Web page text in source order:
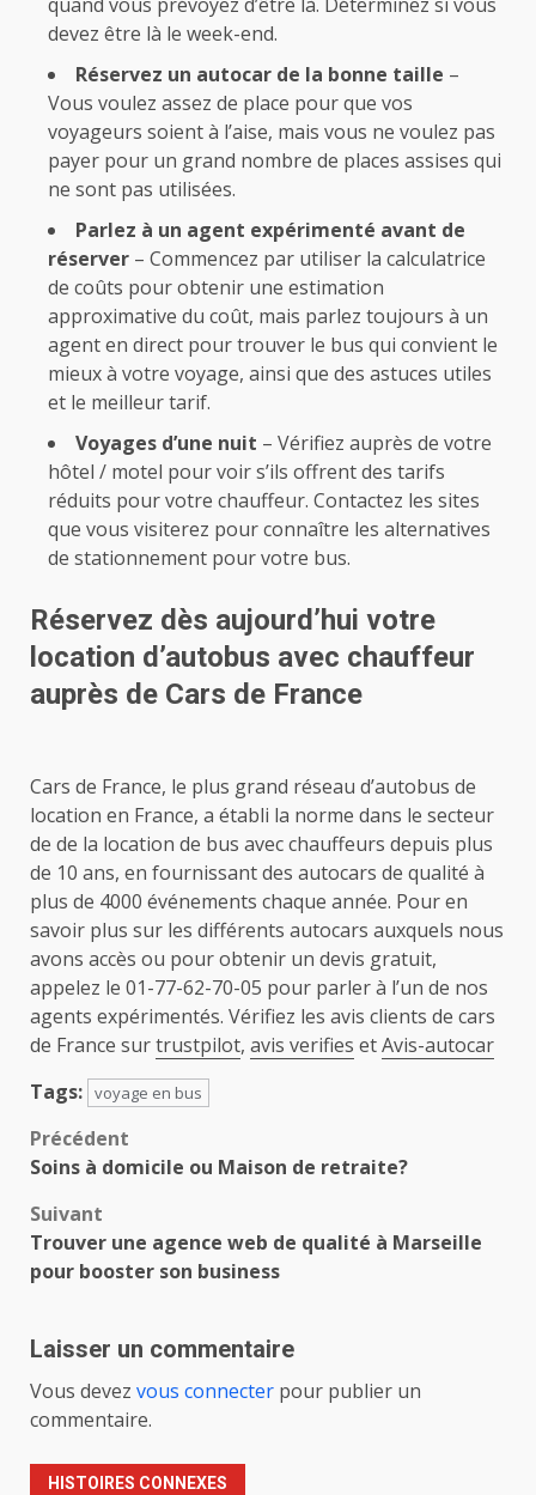
quand vous prévoyez d’être là. Déterminez si vous
devez être là le week-end.
Réservez un autocar de la bonne taille –
Vous voulez assez de place pour que vos
voyageurs soient à l’aise, mais vous ne voulez pas
payer pour un grand nombre de places assises qui
ne sont pas utilisées.
Parlez à un agent expérimenté avant de
réserver – Commencez par utiliser la calculatrice
de coûts pour obtenir une estimation
approximative du coût, mais parlez toujours à un
agent en direct pour trouver le bus qui convient le
mieux à votre voyage, ainsi que des astuces utiles
et le meilleur tarif.
Voyages d’une nuit – Vérifiez auprès de votre
hôtel / motel pour voir s’ils offrent des tarifs
réduits pour votre chauffeur. Contactez les sites
que vous visiterez pour connaître les alternatives
de stationnement pour votre bus.
Réservez dès aujourd’hui votre
location d’autobus avec chauffeur
auprès de Cars de France
Cars de France, le plus grand réseau d’autobus de
location en France, a établi la norme dans le secteur
de de la location de bus avec chauffeurs depuis plus
de 10 ans, en fournissant des autocars de qualité à
plus de 4000 événements chaque année. Pour en
savoir plus sur les différents autocars auxquels nous
avons accès ou pour obtenir un devis gratuit,
appelez le 01-77-62-70-05 pour parler à l’un de nos
agents expérimentés. Vérifiez les avis clients de cars
de France surtrustpilot, avis verifies etAvis-autocar
Tags: voyage en bus
Navigation
Précédent
Soins à domicile ou Maison de retraite?
Suivant
Trouver une agence web de qualité à Marseille
pour booster son business
Laisser un commentaire
Vous devez vous connecter pour publier un
commentaire.
HISTOIRES CONNEXES